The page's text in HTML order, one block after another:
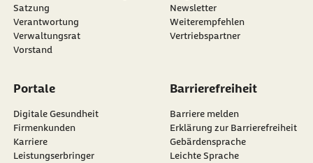
Satzung
Verantwortung
Verwaltungsrat
Vorstand
Newsletter
externer Link:
Weiterempfehlen
Vertriebspartner
Portale
Digitale Gesundheit
Firmenkunden
Karriere
Leistungserbringer
Barrierefreiheit
Barriere melden
Erklärung zur Barrierefreiheit
Gebärdensprache
Leichte Sprache